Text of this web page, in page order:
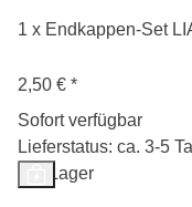
1 x Endkappen-Set
2,50 € *
Sofort verfügbar
Lieferstatus: ca. 3-5
Auf Lager